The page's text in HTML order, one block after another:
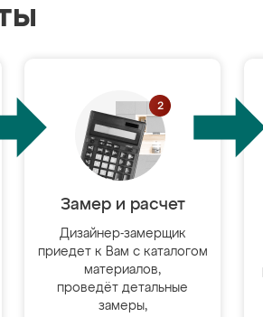
Замер и расчет
Дизайнер-замерщик
приедет к Вам с каталогом
материалов,
проведёт детальные
замеры,